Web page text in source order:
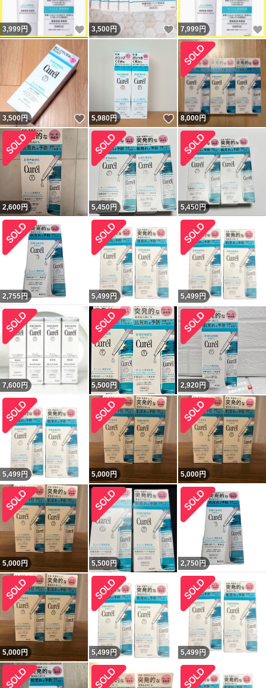
3,999円 いいね！
3,500円 いいね！
7,999円
3,500円 いいね！
5,980円 いいね！
8,000円
2,600円 5,450 円 5,450円
2,755円 5,499円 5,499円
7,600円 5,500円 2,920円
5,499円 5,000円 5,000円
5,000円 5,500円 2,750 円
5,000円 5,499円 5,499円